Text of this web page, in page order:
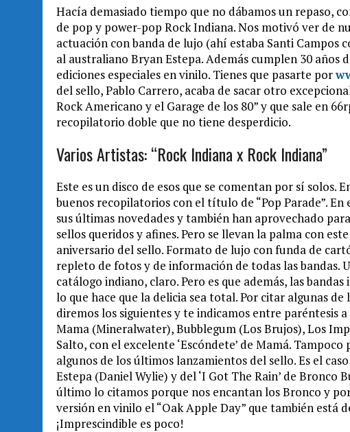
Hacía demasiado tiempo que no dábamos un repaso,
de pop y power-pop Rock Indiana. Nos motivó ver de
actuación con banda de lujo (ahí estaba Santi Campos
al australiano Bryan Estepa. Además cumplen 30 años
ediciones especiales en vinilo. Tienes que pasarte por
del sello, Pablo Carrero, acaba de sacar otro
Rock Americano y el Garage de los 80” y que sale en
recopilatorio doble que no tiene desperdicio.
Varios Artistas: “Rock Indiana x Rock Indiana”
Este es un disco de esos que se comentan por sí solos.
buenos recopilatorios con el título de “Pop Parade”.
sus últimas novedades y también han aprovechado
sellos queridos y afines. Pero se llevan la palma con
aniversario del sello. Formato de lujo con funda de
repleto de fotos y de información de todas las bandas.
catálogo indiano, claro. Pero es que además, las
lo que hace que la delicia sea total. Por citar algunas
diremos los siguientes y te indicamos entre paréntesis
Mama (Mineralwater), Bubblegum (Los Brujos), Los
Salto, con el excelente ‘Escóndete’ de Mamá.
algunos de los últimos lanzamientos del sello. Es el
Estepa (Daniel Wylie) y del ‘I Got The Rain’ de Bronco
último lo citamos porque nos encantan los Bronco y
versión en vinilo el “Oak Apple Day” que también está
¡Imprescindible es poco!